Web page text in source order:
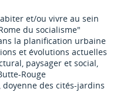
et/ou vivre au sein
du socialisme"
la planification urbaine
et évolutions actuelles
paysager et social,
Rouge
doyenne des cités-jardins